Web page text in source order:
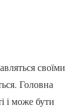
своїми
Головна
і може бути